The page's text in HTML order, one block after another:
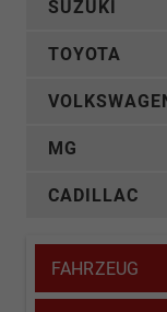
SUZUKI
TOYOTA
MG
CADILLAC
FAHRZEUG